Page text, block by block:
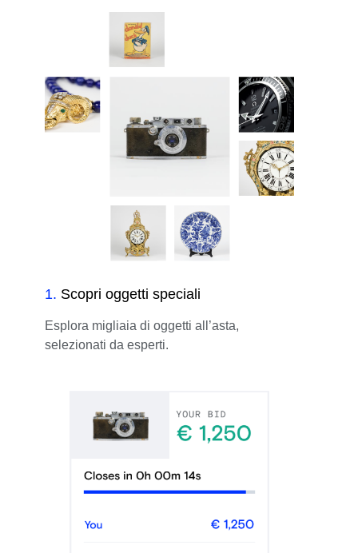
1. Scopri oggetti speciali
Esplora migliaia di oggetti all’asta,
selezionati da esperti.